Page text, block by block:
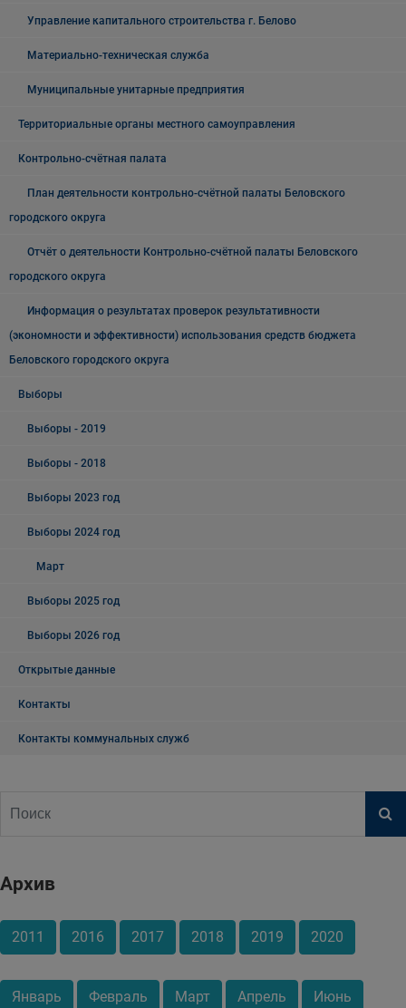
Управление капитального строительства г. Белово
Материально-техническая служба
Муниципальные унитарные предприятия
Территориальные органы местного самоуправления
Контрольно-счётная палата
План деятельности контрольно-счётной палаты Беловского
городского округа
Отчёт о деятельности Контрольно-счётной палаты Беловского
городского округа
Информация о результатах проверок результативности
(экономности и эффективности) использования средств бюджета
Беловского городского округа
Выборы
Выборы - 2019
Выборы - 2018
Выборы 2023 год
Выборы 2024 год
Март
Выборы 2025 год
Выборы 2026 год
Открытые данные
Контакты
Контакты коммунальных служб
Архив
2011 2016 2017 2018 2019 2020
Январь Февраль Март Апрель Июнь